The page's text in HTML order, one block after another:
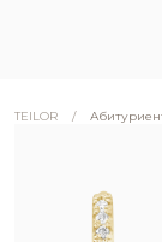
TEILOR /